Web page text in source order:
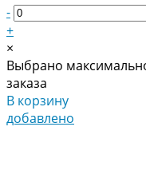
-
+
×
Выбрано
заказа
В корзину
добавлено